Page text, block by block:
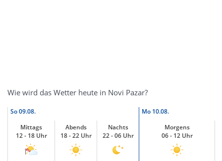
Wie wird das Wetter heute in Novi Pazar?
So09.08. Mo 10.08.
Mittags
12 - 18 Uhr
Abends
18 - 22 Uhr
Nachts
22 - 06 Uhr
Morgens
06 - 12 Uhr